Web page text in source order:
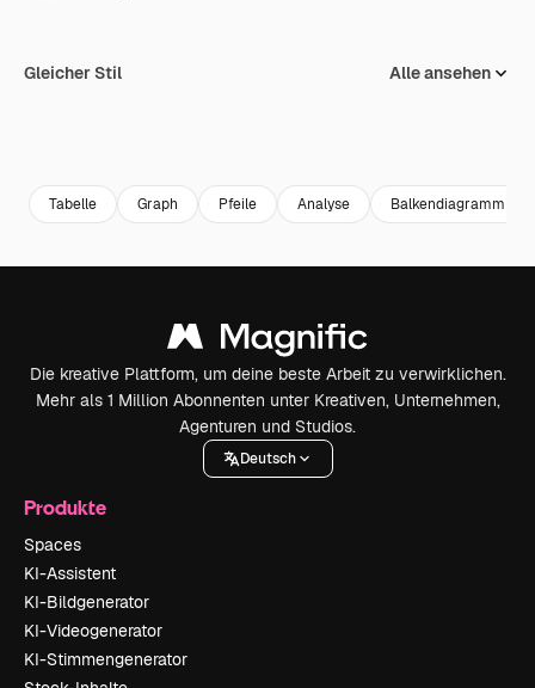
Gleicher Stil Alle ansehen
Tabelle Graph Pfeile Analyse Balkendiagramm
Die kreative Plattform, um deine beste Arbeit zu verwirklichen.
Mehr als 1 Million Abonnenten unter Kreativen, Unternehmen,
Agenturen und Studios.
Deutsch
Produkte
Spaces
KI-Assistent
KI-Bildgenerator
KI-Videogenerator
KI-Stimmengenerator